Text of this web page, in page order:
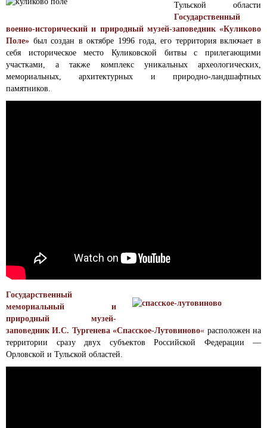
Тульской области
Государственный
военно-исторический и природный музей-заповедник «Куликово
Поле» был создан в октябре 1996 года, его территория включает в
себя историческое место Куликовской битвы с прилегающими
участками, а также комплекс уникальных археологических,
мемориальных, архитектурных и природно-ландшафтных
памятников.
Государственный
мемориальный и
природный музей-
заповедник И.С. Тургенева «Спасское-Лутовиново« расположен на
территории сразу двух субъектов Российской Федерации —
Орловской и Тульской областей.